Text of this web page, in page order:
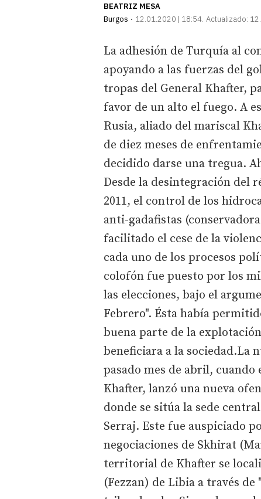
BEATRIZ MESA
Burgos
12.01.2020 | 18:54 Actualizado:
La adhesión de Turquía al
apoyando a las fuerzas del
tropas del General Khafter,
favor de un alto el fuego. A
Rusia, aliado del mariscal
de diez meses de
decidido darse una tregua.
Desde la desintegración del
2011, el control de los
anti-gadafistas
facilitado el cese de la
cada uno de los procesos
colofón fue puesto por los
las elecciones, bajo el
Febrero". Ésta había
buena parte de la
beneficiara a la sociedad.La
pasado mes de abril,
Khafter, lanzó una nueva
donde se sitúa la sede
Serraj. Este fue auspiciado
negociaciones de Skhirat
territorial de Khafter se
(Fezzan) de Libia a través